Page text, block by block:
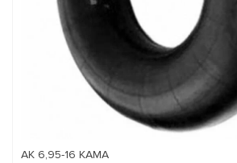
АК 6,95-16 КАМА